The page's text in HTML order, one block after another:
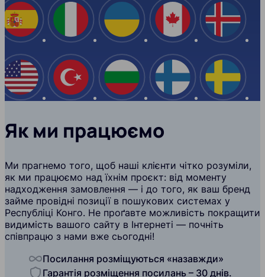
Іспанія
США
Італія
Туреччина
Україна
Болгарія
Канада
Фінляндія Швеція
Як ми працюємо
Ми прагнемо того, щоб наші клієнти чітко розуміли,
як ми працюємо над їхнім проєкт: від моменту
надходження замовлення — і до того, як ваш бренд
займе провідні позиції в пошукових системах у
Республіці Конго. Не проґавте можливість покращити
видимість вашого сайту в Інтернеті — почніть
співпрацю з нами вже сьогодні!
Посилання розміщуються «назавжди»
Гарантія розміщення посилань – 30 днів.